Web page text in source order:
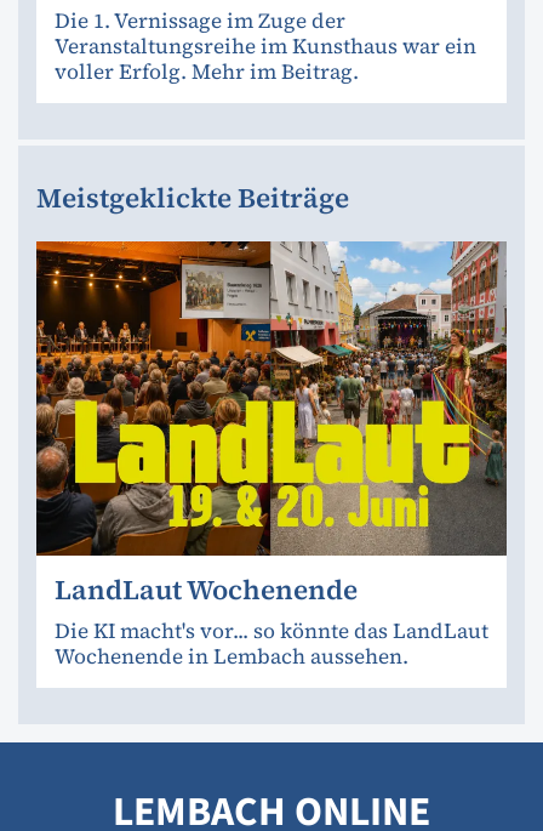
Die 1. Vernissage im Zuge der
Veranstaltungsreihe im Kunsthaus war ein
voller Erfolg. Mehr im Beitrag.
Meistgeklickte Beiträge
LandLaut Wochenende
Die KI macht's vor... so könnte das LandLaut
Wochenende in Lembach aussehen.
LEMBACH ONLINE